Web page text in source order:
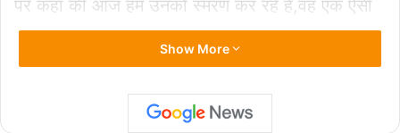
पर कहा की आज हम उनको स्मरण कर रहे हैं,वह एक ऐसी
राजनीतिक शख्सियत थे जिनके कार्यों की प्रसंशा उनके
Show More